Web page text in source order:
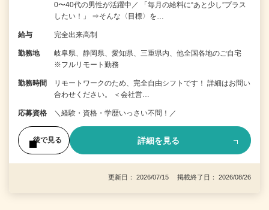
0〜40代の男性が活躍中／ 「毎月の給料に“あと少し”プラス
したい！」 ⇒そんな〈目標〉を…
給与 完全出来高制
勤務地
岐阜県、静岡県、愛知県、三重県内、他全国各地のご自宅
※フルリモート勤務
勤務時間
リモートワークのため、完全自由シフトです！ 詳細はお問い
合わせください。 ＜会社営…
応募資格 ＼経験・資格・学歴いっさい不問！／
後で見る 詳細を見る
更新日： 2026/07/15 掲載終了日： 2026/08/26